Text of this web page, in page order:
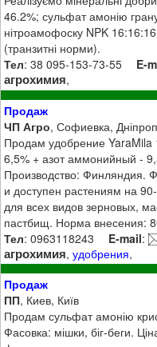
46.2%; сульфат амонію
нітроамофоску NPK
(транзитні норми).
Тел: 38 095-153-73-55 E-
агрохимия,
Продаж
ЧП Агро, Софиевка,
Продам удобрение YaraMila
6,5% + азот аммонийный -
Производство: Финляндия.
и доступен растениям на
для всех видов зерновых,
пастбищ. Норма внесения:
Тел: 0963118243 E-mail:
агрохимия,удобрения,
Продаж
ПП, Киев, Київ
Продам сульфат амонію
Фасовка: мішки, біг-беги.